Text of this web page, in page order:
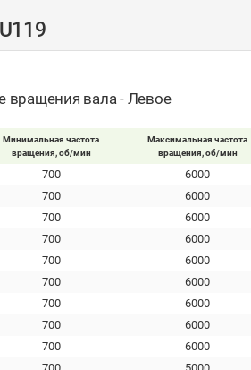
вращения вала - Левое
Минимальная частота
вращения, об/мин
Максимальная частота
вращения, об/мин
700 6000
700 6000
700 6000
700 6000
700 6000
700 6000
700 6000
700 6000
700 6000